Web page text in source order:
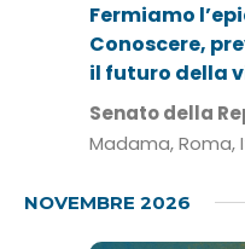
Fermiamo
Conoscere,
il futuro della
Senato della
Madama, Roma,
NOVEMBRE 2026